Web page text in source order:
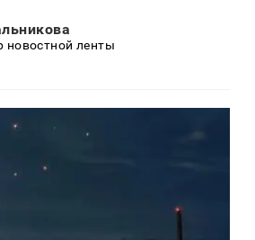
новостной ленты